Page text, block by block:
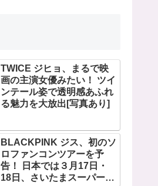
TWICE ジヒョ、まるで映
画の主演女優みたい！ ツイ
ンテール姿で透明感あふれ
る魅力を大放出[写真あり]
BLACKPINK ジス、初のソ
ロファンコンツアーを予
告！ 日本では３月17日・
18日、さいたまスーパーア